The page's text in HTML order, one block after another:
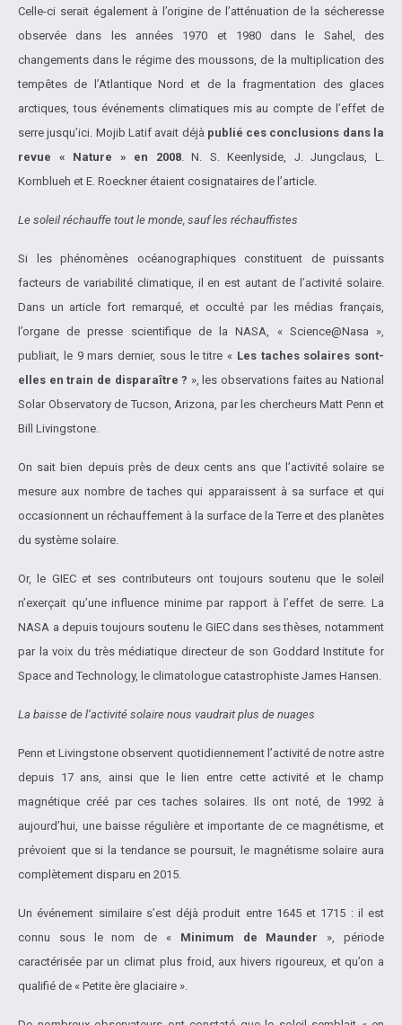
Celle-ci serait également à l’origine de l’atténuation de la sécheresse
observée dans les années 1970 et 1980 dans le Sahel, des
changements dans le régime des moussons, de la multiplication des
tempêtes de l’Atlantique Nord et de la fragmentation des glaces
arctiques, tous événements climatiques mis au compte de l’effet de
serre jusqu’ici. Mojib Latif avait déjà publié ces conclusions dans la
revue « Nature » en 2008. N. S. Keenlyside, J. Jungclaus, L.
Kornblueh et E. Roeckner étaient cosignataires de l’article.
Le soleil réchauffe tout le monde, sauf les réchauffistes
Si les phénomènes océanographiques constituent de puissants
facteurs de variabilité climatique, il en est autant de l’activité solaire.
Dans un article fort remarqué, et occulté par les médias français,
l’organe de presse scientifique de la NASA, « Science@Nasa »,
publiait, le 9 mars dernier, sous le titre « Les taches solaires sont-
elles en train de disparaître ? », les observations faites au National
Solar Observatory de Tucson, Arizona, par les chercheurs Matt Penn et
Bill Livingstone.
On sait bien depuis près de deux cents ans que l’activité solaire se
mesure aux nombre de taches qui apparaissent à sa surface et qui
occasionnent un réchauffement à la surface de la Terre et des planètes
du système solaire.
Or, le GIEC et ses contributeurs ont toujours soutenu que le soleil
n’exerçait qu’une influence minime par rapport à l’effet de serre. La
NASA a depuis toujours soutenu le GIEC dans ses thèses, notamment
par la voix du très médiatique directeur de son Goddard Institute for
Space and Technology, le climatologue catastrophiste James Hansen.
La baisse de l’activité solaire nous vaudrait plus de nuages
Penn et Livingstone observent quotidiennement l’activité de notre astre
depuis 17 ans, ainsi que le lien entre cette activité et le champ
magnétique créé par ces taches solaires. Ils ont noté, de 1992 à
aujourd’hui, une baisse régulière et importante de ce magnétisme, et
prévoient que si la tendance se poursuit, le magnétisme solaire aura
complètement disparu en 2015.
Un événement similaire s’est déjà produit entre 1645 et 1715 : il est
connu sous le nom de « Minimum de Maunder », période
caractérisée par un climat plus froid, aux hivers rigoureux, et qu’on a
qualifié de « Petite ère glaciaire ».